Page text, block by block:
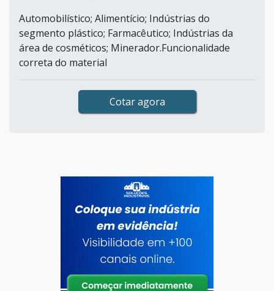
Automobilístico; Alimentício; Indústrias do
segmento plástico; Farmacêutico; Indústrias da
área de cosméticos; Minerador.Funcionalidade
correta do material
Cotar agora